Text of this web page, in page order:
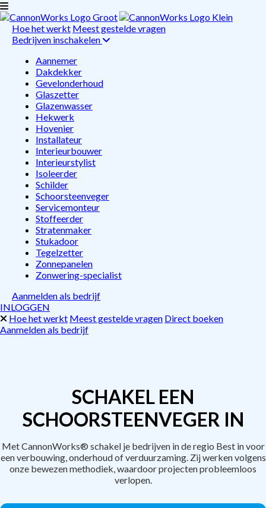
Hoe het werkt Meest gestelde vragen
Bedrijven inschakelen
Aannemer
Dakdekker
Gevelonderhoud
Glaszetter
Glazenwasser
Hekwerk
Hovenier
Installateur
Interieurbouwer
Interieurstylist
Isoleerder
Schilder
Schoorsteenveger
Servicemonteur
Stoffeerder
Stratenmaker
Stukadoor
Tegelzetter
Zonnepanelen
Zonwering-specialist
Aanmelden als bedrijf
INLOGGEN
Hoe het werkt Meest gestelde vragen Direct boeken
Aanmelden als bedrijf
SCHAKEL EEN
SCHOORSTEENVEGER IN
Met CannonWorks® schakel je bedrijven in de regio Best in voor
een verbouwing, onderhoud of verduurzaming. Zij werken volgens
onze bewezen methodiek, waardoor projecten probleemloos
verlopen.